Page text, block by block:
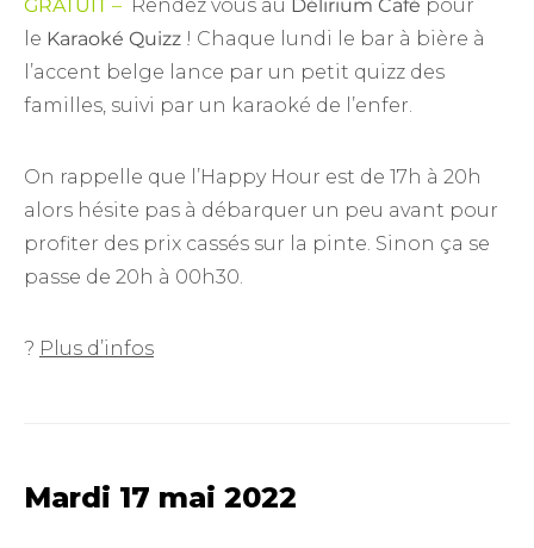
GRATUIT – Rendez vous au Délirium Café pour
le Karaoké Quizz ! Chaque lundi le bar à bière à
l’accent belge lance par un petit quizz des
familles, suivi par un karaoké de l’enfer.
On rappelle que l’Happy Hour est de 17h à 20h
alors hésite pas à débarquer un peu avant pour
profiter des prix cassés sur la pinte. Sinon ça se
passe de 20h à 00h30.
? Plus d’infos
Mardi 17 mai 2022